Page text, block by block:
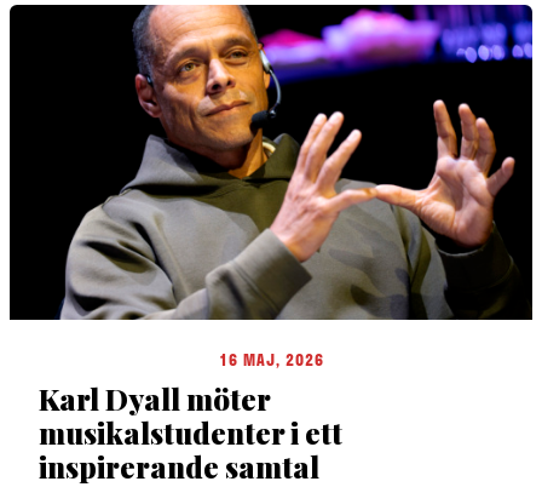
16 MAJ, 2026
Karl Dyall möter
musikalstudenter i ett
inspirerande samtal